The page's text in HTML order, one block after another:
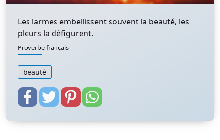
Les larmes embellissent souvent la beauté, les
pleurs la défigurent.
Proverbe français
beauté